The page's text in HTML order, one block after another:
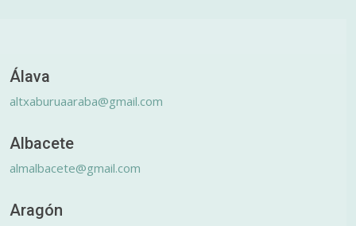
Álava
altxaburuaaraba@gmail.com
Albacete
almalbacete@gmail.com
Aragón